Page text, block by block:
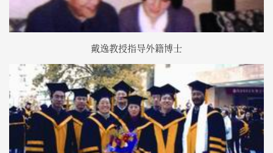
戴逸教授指导外籍博士